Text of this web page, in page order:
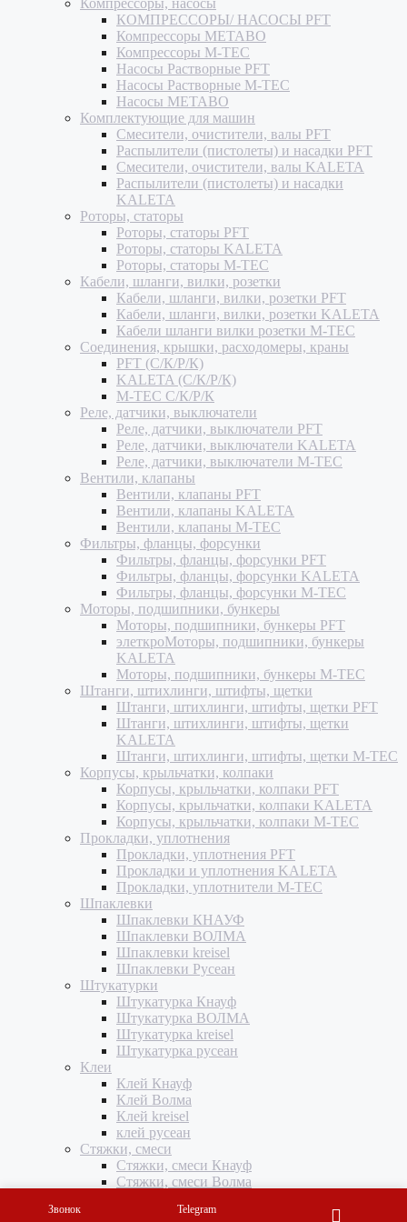
Звонок
Telegram
КОМПРЕССОРЫ/ НАСОСЫ PFT
Компрессоры METABO
Компрессоры M-TEC
Насосы Растворные PFT
Насосы Растворные M-TEC
Насосы METABO
Комплектующие для машин
Смесители, очистители, валы PFT
Распылители (пистолеты) и насадки PFT
Смесители, очистители, валы KALETA
Распылители (пистолеты) и насадки
KALETA
Роторы, статоры
Роторы, статоры PFT
Роторы, статоры KALETA
Роторы, статоры M-TEC
Кабели, шланги, вилки, розетки
Кабели, шланги, вилки, розетки PFT
Кабели, шланги, вилки, розетки KALETA
Кабели шланги вилки розетки M-TEC
Соединения, крышки, расходомеры, краны
PFT (С/К/Р/К)
KALETA (С/К/Р/К)
M-TEC С/К/Р/К
Реле, датчики, выключатели
Реле, датчики, выключатели PFT
Реле, датчики, выключатели KALETA
Реле, датчики, выключатели M-TEC
Вентили, клапаны
Вентили, клапаны PFT
Вентили, клапаны KALETA
Вентили, клапаны M-TEC
Фильтры, фланцы, форсунки
Фильтры, фланцы, форсунки PFT
Фильтры, фланцы, форсунки KALETA
Фильтры, фланцы, форсунки M-TEC
Моторы, подшипники, бункеры
Моторы, подшипники, бункеры PFT
элеткроМоторы, подшипники, бункеры
KALETA
Моторы, подшипники, бункеры M-TEC
Штанги, штихлинги, штифты, щетки
Штанги, штихлинги, штифты, щетки PFT
Штанги, штихлинги, штифты, щетки
KALETA
Штанги, штихлинги, штифты, щетки M-TEC
Корпусы, крыльчатки, колпаки
Корпусы, крыльчатки, колпаки PFT
Корпусы, крыльчатки, колпаки KALETA
Корпусы, крыльчатки, колпаки M-TEC
Прокладки, уплотнения
Прокладки, уплотнения PFT
Прокладки и уплотнения KALETA
Прокладки, уплотнители M-TEC
Шпаклевки
Шпаклевки КНАУФ
Шпаклевки ВОЛМА
Шпаклевки kreisel
Шпаклевки Русеан
Штукатурки
Штукатурка Кнауф
Штукатурка ВОЛМА
Штукатурка kreisel
Штукатурка русеан
Клеи
Клей Кнауф
Клей Волма
Клей kreisel
клей русеан
Стяжки, смеси
Стяжки, смеси Кнауф
Стяжки, смеси Волма
смести и стяжки русеан